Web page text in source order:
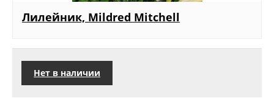
Лилейник, Mildred Mitchell
Нет в наличии